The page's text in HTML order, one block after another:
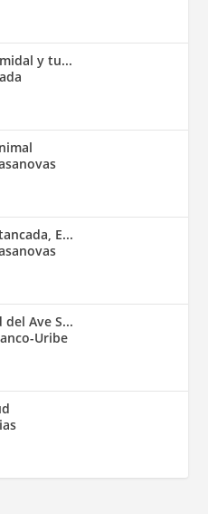
y tu...
E...
del Ave S...
Uribe